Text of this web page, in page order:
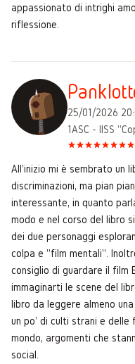
appassionato di intrighi
riflessione.
25/01/2026
1ASC - IISS
All'inizio mi è sembrato un
discriminazioni, ma pian
interessante, in quanto
modo e nel corso del libro
dei due personaggi
colpa e "film mentali".
consiglio di guardare il film
immaginarti le scene del
libro da leggere almeno
un po' di culti strani e delle
mondo, argomenti che
social.